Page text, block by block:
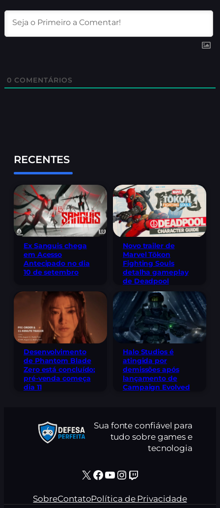
0 COMENTÁRIOS
RECENTES
Ex Sanguis chega
em Acesso
Antecipado no dia
10 de setembro
Novo trailer de
Marvel Tōkon
Fighting Souls
detalha gameplay
de Deadpool
Desenvolvimento
de Phantom Blade
Zero está concluído;
pré-venda começa
dia 11
Halo Studios é
atingida por
demissões após
lançamento de
Campaign Evolved
Sua fonte confiável para
tudo sobre games e
tecnologia
X Facebook Youtube Instagram Twitch
SobreContatoPolítica de Privacidade